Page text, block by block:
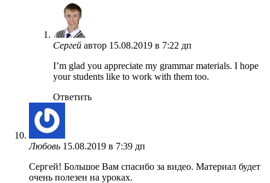
Сергей автор 15.08.2019 в 7:22 дп
I’m glad you appreciate my grammar materials. I hope
your students like to work with them too.
Ответить
Любовь 15.08.2019 в 7:39 дп
Сергей! Большое Вам спасибо за видео. Материал будет
очень полезен на уроках.